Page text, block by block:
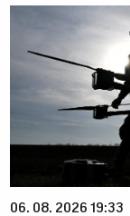
06. 08. 2026 19:33